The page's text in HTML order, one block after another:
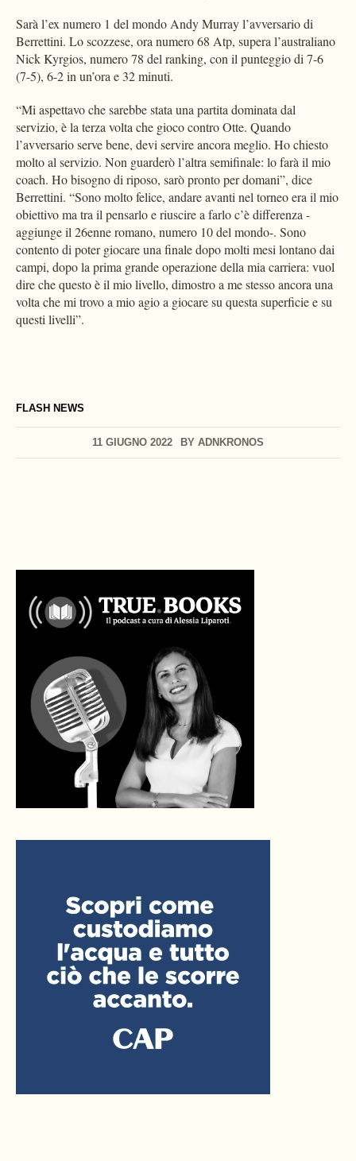
FLASH NEWS
11 GIUGNO 2022 BY ADNKRONOS
Sarà l’ex numero 1 del mondo Andy Murray l’avversario di
Berrettini. Lo scozzese, ora numero 68 Atp, supera l’australiano
Nick Kyrgios, numero 78 del ranking, con il punteggio di 7-6
(7-5), 6-2 in un’ora e 32 minuti.
“Mi aspettavo che sarebbe stata una partita dominata dal
servizio, è la terza volta che gioco contro Otte. Quando
l’avversario serve bene, devi servire ancora meglio. Ho chiesto
molto al servizio. Non guarderò l’altra semifinale: lo farà il mio
coach. Ho bisogno di riposo, sarò pronto per domani”, dice
Berrettini. “Sono molto felice, andare avanti nel torneo era il mio
obiettivo ma tra il pensarlo e riuscire a farlo c’è differenza -
aggiunge il 26enne romano, numero 10 del mondo-. Sono
contento di poter giocare una finale dopo molti mesi lontano dai
campi, dopo la prima grande operazione della mia carriera: vuol
dire che questo è il mio livello, dimostro a me stesso ancora una
volta che mi trovo a mio agio a giocare su questa superficie e su
questi livelli”.